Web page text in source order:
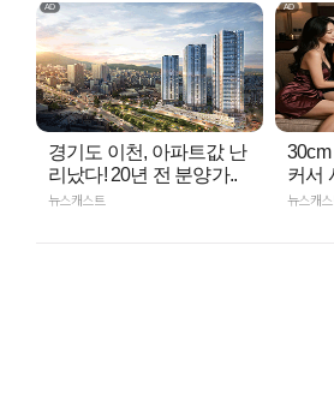
경기도 이천, 아파트값 난
리났다! 20년 전 분양가..
뉴스캐스트
30cm
커서
뉴스캐